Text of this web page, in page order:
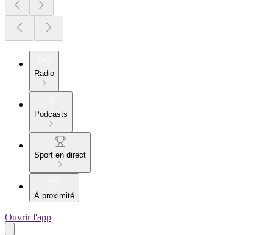
Radio
Podcasts
Sport en direct
À proximité
Ouvrir l'app